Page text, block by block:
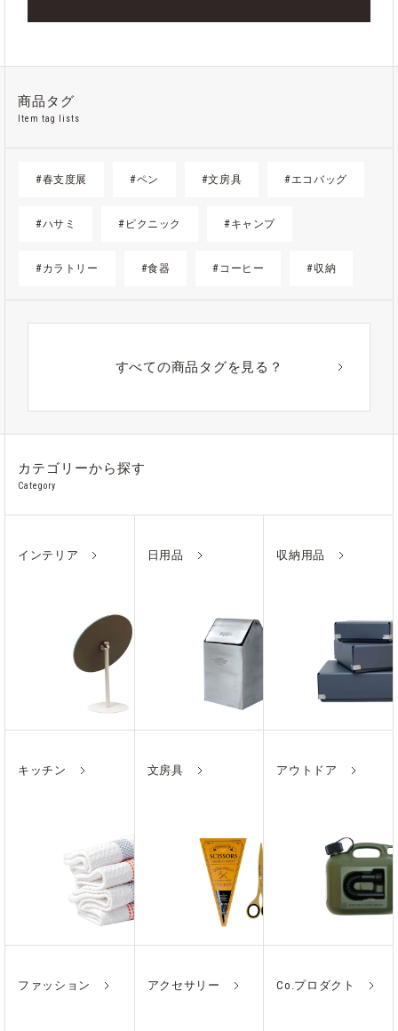
商品タグ
Item tag lists
#春支度展 #ペン #文房具 #エコバッグ
#ハサミ #ピクニック #キャンプ
#カラトリー #食器 #コーヒー #収納
すべての商品タグを見る？
カテゴリーから探す
Category
インテリア 日用品 収納用品
キッチン 文房具 アウトドア
ファッション アクセサリー Co.プロダクト